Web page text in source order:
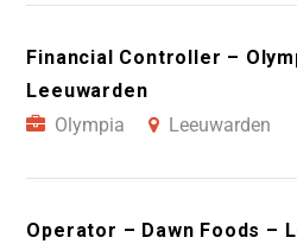
Financial Controller –
Leeuwarden
Olympia
Leeuwarden
Operator – Dawn Foods –